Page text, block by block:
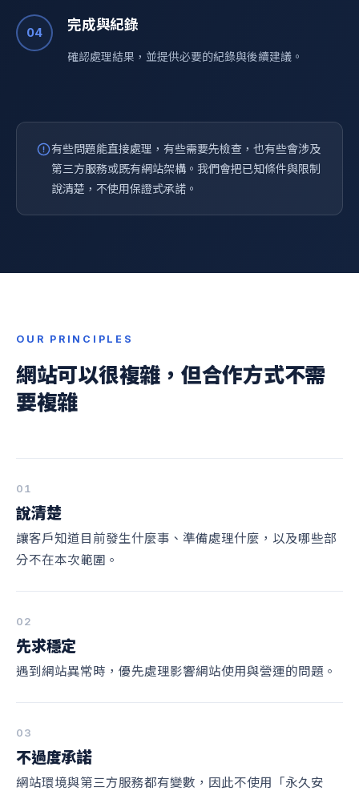
04 完成與紀錄
確認處理結果，並提供必要的紀錄與後續建議。
有些問題能直接處理，有些需要先檢查，也有些會涉及
第三方服務或既有網站架構。我們會把已知條件與限制
說清楚，不使用保證式承諾。
OUR PRINCIPLES
網站可以很複雜，但合作方式不需
要複雜
01
說清楚
讓客戶知道目前發生什麼事、準備處理什麼，以及哪些部
分不在本次範圍。
02
先求穩定
遇到網站異常時，優先處理影響網站使用與營運的問題。
03
不過度承諾
網站環境與第三方服務都有變數，因此不使用「永久安